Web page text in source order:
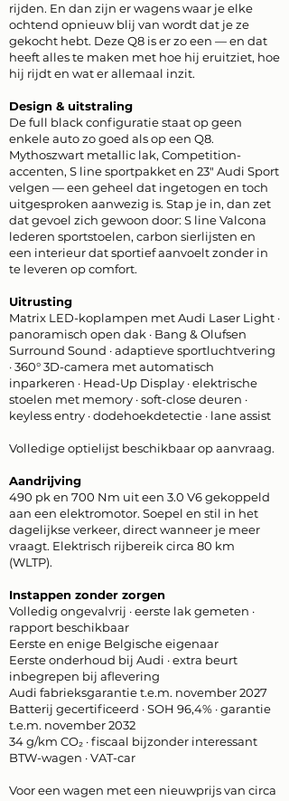
rijden. En dan zijn er wagens waar je elke
ochtend opnieuw blij van wordt dat je ze
gekocht hebt. Deze Q8 is er zo een — en dat
heeft alles te maken met hoe hij eruitziet, hoe
hij rijdt en wat er allemaal inzit.
Design & uitstraling
De full black configuratie staat op geen
enkele auto zo goed als op een Q8.
Mythoszwart metallic lak, Competition-
accenten, S line sportpakket en 23" Audi Sport
velgen — een geheel dat ingetogen en toch
uitgesproken aanwezig is. Stap je in, dan zet
dat gevoel zich gewoon door: S line Valcona
lederen sportstoelen, carbon sierlijsten en
een interieur dat sportief aanvoelt zonder in
te leveren op comfort.
Uitrusting
Matrix LED-koplampen met Audi Laser Light ·
panoramisch open dak · Bang & Olufsen
Surround Sound · adaptieve sportluchtvering
· 360° 3D-camera met automatisch
inparkeren · Head-Up Display · elektrische
stoelen met memory · soft-close deuren ·
keyless entry · dodehoekdetectie · lane assist
Volledige optielijst beschikbaar op aanvraag.
Aandrijving
490 pk en 700 Nm uit een 3.0 V6 gekoppeld
aan een elektromotor. Soepel en stil in het
dagelijkse verkeer, direct wanneer je meer
vraagt. Elektrisch rijbereik circa 80 km
(WLTP).
Instappen zonder zorgen
Volledig ongevalvrij · eerste lak gemeten ·
rapport beschikbaar
Eerste en enige Belgische eigenaar
Eerste onderhoud bij Audi · extra beurt
inbegrepen bij aflevering
Audi fabrieksgarantie t.e.m. november 2027
Batterij gecertificeerd · SOH 96,4% · garantie
t.e.m. november 2032
34 g/km CO₂ · fiscaal bijzonder interessant
BTW-wagen · VAT-car
Voor een wagen met een nieuwprijs van circa